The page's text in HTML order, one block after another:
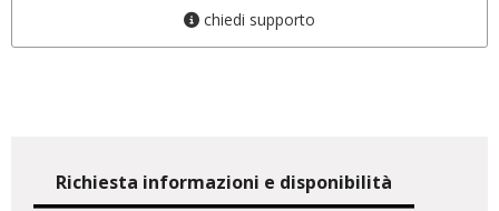
chiedi supporto
Richiesta informazioni e disponibilità